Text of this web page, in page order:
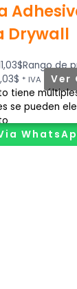
Drywall
$Rango de
* IVA Ver
tiene
se pueden